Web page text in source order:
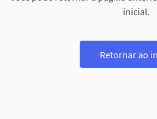
inicial.
Retornar ao